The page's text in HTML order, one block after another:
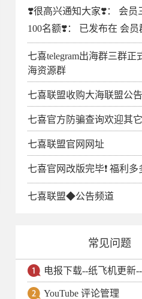
❣️很高兴通知大家❣️： 会员
100名额❣️： 已发布在 会
七喜telegram出海群三群正
海资源群
七喜联盟收购大海联盟公告
七喜官方防骗查询欢迎其
七喜联盟官网网址
七喜官网改版完毕❗️ 福利多
七喜联盟◆公告频道
常见问题
YouTube 评论管理